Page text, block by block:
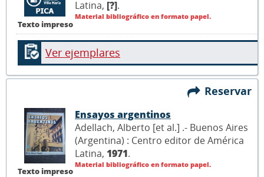
Texto impreso
Latina, [?].
Material bibliográfico en formato papel.
Ver ejemplares
Reservar
Texto impreso
Ensayos argentinos
Adellach, Alberto [et al.] .- Buenos Aires
(Argentina) : Centro editor de América
Latina, 1971.
Material bibliográfico en formato papel.